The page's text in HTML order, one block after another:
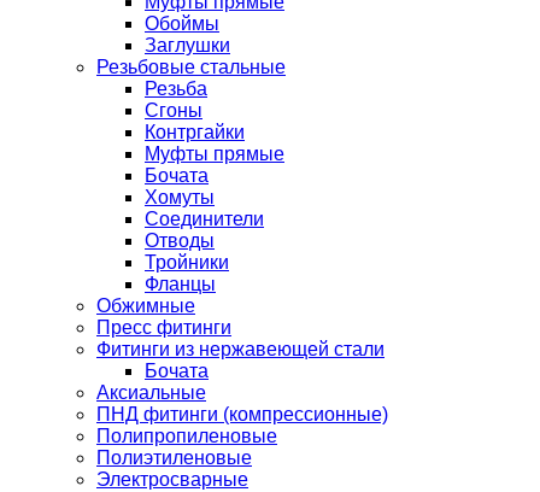
Обоймы
Заглушки
Резьбовые стальные
Резьба
Сгоны
Контргайки
Муфты прямые
Бочата
Хомуты
Соединители
Отводы
Тройники
Фланцы
Обжимные
Пресс фитинги
Фитинги из нержавеющей стали
Бочата
Аксиальные
ПНД фитинги (компрессионные)
Полипропиленовые
Полиэтиленовые
Электросварные